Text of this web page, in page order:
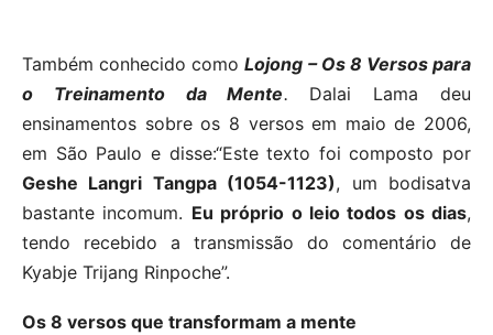
Também conhecido comoLojong – Os 8 Versos para
o Treinamento da Mente. Dalai Lama deu
ensinamentos sobre os 8 versos em maio de 2006,
em São Paulo e disse:“Este texto foi composto por
Geshe Langri Tangpa (1054-1123), um bodisatva
bastante incomum. Eu próprio o leio todos os dias,
tendo recebido a transmissão do comentário de
Kyabje Trijang Rinpoche”.
Os 8 versos que transformam a mente